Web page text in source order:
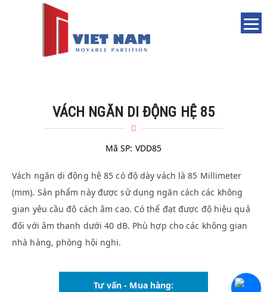
VÁCH NGĂN DI ĐỘNG HỆ 85
Mã SP: VDD85
Vách ngăn di động hệ 85 có độ dày vách là 85 Millimeter
(mm). Sản phẩm này được sử dụng ngăn cách các không
gian yêu cầu độ cách âm cao. Có thể đạt được độ hiệu quả
đối với âm thanh dưới 40 dB. Phù hợp cho các không gian
nhà hàng, phòng hội nghị.
Tư vấn - Mua hàng: